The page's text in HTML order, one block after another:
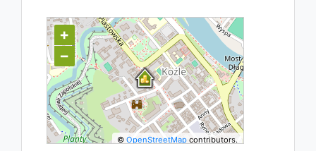
+
−
©OpenStreetMap contributors.